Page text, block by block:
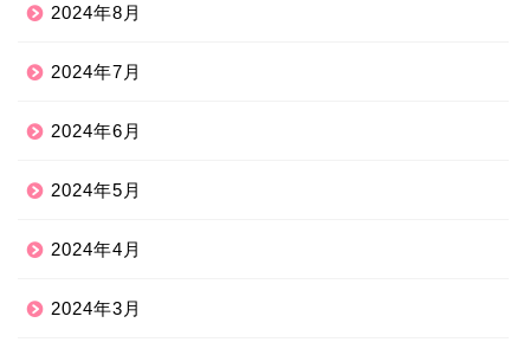
2024年8月
2024年7月
2024年6月
2024年5月
2024年4月
2024年3月